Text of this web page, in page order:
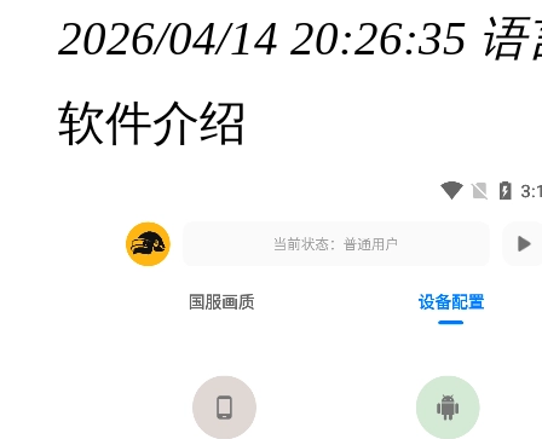
2026/04/14 20:26:35 语
软件介绍